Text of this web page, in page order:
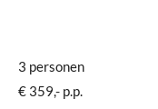
3 personen
€ 359,- p.p.